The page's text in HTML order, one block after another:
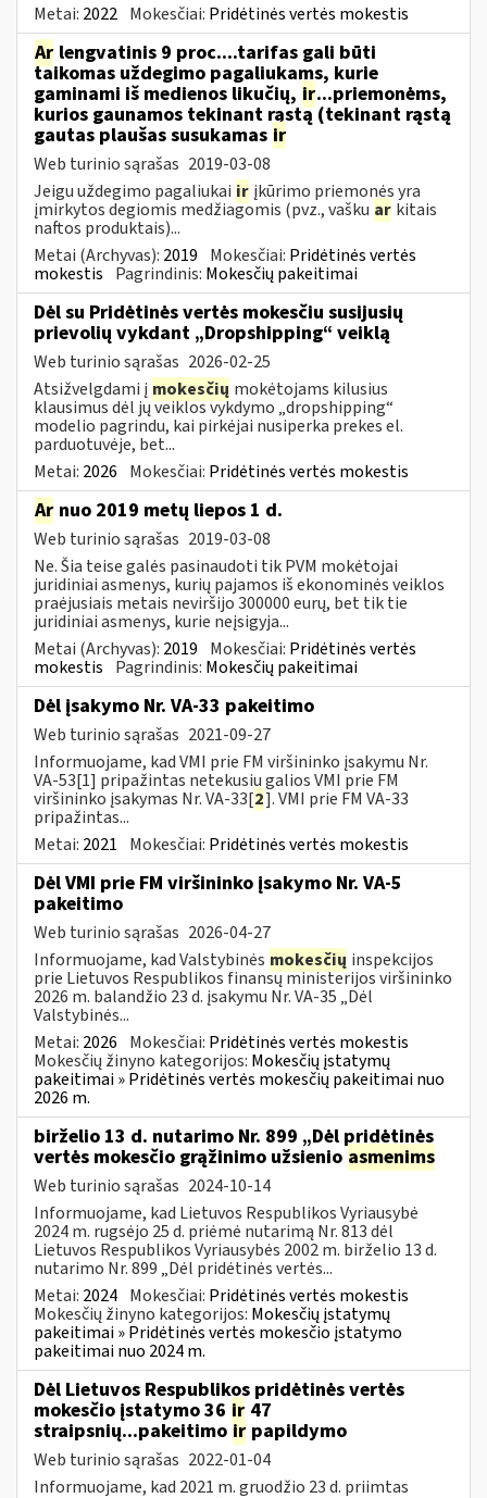
Metai: 2022 Mokesčiai: Pridėtinės vertės mokestis
Ar lengvatinis 9 proc....tarifas gali būti
taikomas uždegimo pagaliukams, kurie
gaminami iš medienos likučių, ir...priemonėms,
kurios gaunamos tekinant rąstą (tekinant rąstą
gautas plaušas susukamas ir
Web turinio sąrašas 2019-03-08
Jeigu uždegimo pagaliukai ir įkūrimo priemonės yra
įmirkytos degiomis medžiagomis (pvz., vašku ar kitais
naftos produktais)...
Metai (Archyvas): 2019 Mokesčiai: Pridėtinės vertės
mokestis Pagrindinis: Mokesčių pakeitimai
Dėl su Pridėtinės vertės mokesčiu susijusių
prievolių vykdant „Dropshipping“ veiklą
Web turinio sąrašas 2026-02-25
Atsižvelgdami į mokesčių mokėtojams kilusius
klausimus dėl jų veiklos vykdymo „dropshipping“
modelio pagrindu, kai pirkėjai nusiperka prekes el.
parduotuvėje, bet...
Metai: 2026 Mokesčiai: Pridėtinės vertės mokestis
Ar nuo 2019 metų liepos 1 d.
Web turinio sąrašas 2019-03-08
Ne. Šia teise galės pasinaudoti tik PVM mokėtojai
juridiniai asmenys, kurių pajamos iš ekonominės veiklos
praėjusiais metais neviršijo 300000 eurų, bet tik tie
juridiniai asmenys, kurie neįsigyja...
Metai (Archyvas): 2019 Mokesčiai: Pridėtinės vertės
mokestis Pagrindinis: Mokesčių pakeitimai
Dėl įsakymo Nr. VA-33 pakeitimo
Web turinio sąrašas 2021-09-27
Informuojame, kad VMI prie FM viršininko įsakymu Nr.
VA-53[1] pripažintas netekusiu galios VMI prie FM
viršininko įsakymas Nr. VA-33[2]. VMI prie FM VA-33
pripažintas...
Metai: 2021 Mokesčiai: Pridėtinės vertės mokestis
Dėl VMI prie FM viršininko įsakymo Nr. VA-5
pakeitimo
Web turinio sąrašas 2026-04-27
Informuojame, kad Valstybinės mokesčių inspekcijos
prie Lietuvos Respublikos finansų ministerijos viršininko
2026 m. balandžio 23 d. įsakymu Nr. VA-35 „Dėl
Valstybinės...
Metai: 2026 Mokesčiai: Pridėtinės vertės mokestis
Mokesčių žinyno kategorijos: Mokesčių įstatymų
pakeitimai » Pridėtinės vertės mokesčių pakeitimai nuo
2026 m.
birželio 13 d. nutarimo Nr. 899 „Dėl pridėtinės
vertės mokesčio grąžinimo užsienio asmenims
Web turinio sąrašas 2024-10-14
Informuojame, kad Lietuvos Respublikos Vyriausybė
2024 m. rugsėjo 25 d. priėmė nutarimą Nr. 813 dėl
Lietuvos Respublikos Vyriausybės 2002 m. birželio 13 d.
nutarimo Nr. 899 „Dėl pridėtinės vertės...
Metai: 2024 Mokesčiai: Pridėtinės vertės mokestis
Mokesčių žinyno kategorijos: Mokesčių įstatymų
pakeitimai » Pridėtinės vertės mokesčio įstatymo
pakeitimai nuo 2024 m.
Dėl Lietuvos Respublikos pridėtinės vertės
mokesčio įstatymo 36 ir 47
straipsnių...pakeitimo ir papildymo
Web turinio sąrašas 2022-01-04
Informuojame, kad 2021 m. gruodžio 23 d. priimtas